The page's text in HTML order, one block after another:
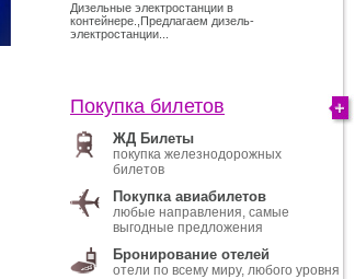
Дизельные электростанции в
контейнере.,Предлагаем дизель-
электростанции...
Покупка билетов
ЖД Билеты
покупка железнодорожных
билетов
Покупка авиабилетов
любые направления, самые
выгодные предложения
Бронирование отелей
отели по всему миру, любого уровня